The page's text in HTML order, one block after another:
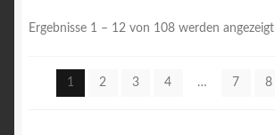
Ergebnisse 1 – 12 von 108 werden angezeigt
1 2 3 4 … 7 8